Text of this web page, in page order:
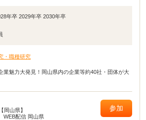
年卒 2029年卒 2030年卒
・職種研究
業魅力大発見！岡山県内の企業等約40社・団体が大
【岡山県】
WEB配信 岡山県
参加